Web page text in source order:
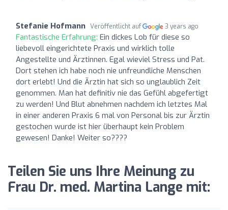
Stefanie Hofmann Veröffentlicht auf 3 years ago
Fantastische Erfahrung: Ein dickes Lob für diese so
liebevoll eingerichtete Praxis und wirklich tolle
Angestellte und Ärztinnen. Egal wieviel Stress und Pat.
Dort stehen ich habe noch nie unfreundliche Menschen
dort erlebt! Und die Ärztin hat sich so unglaublich Zeit
genommen. Man hat definitiv nie das Gefühl abgefertigt
zu werden! Und Blut abnehmen nachdem ich letztes Mal
in einer anderen Praxis 6 mal von Personal bis zur Ärztin
gestochen wurde ist hier überhaupt kein Problem
gewesen! Danke! Weiter so????
Teilen Sie uns Ihre Meinung zu
Frau Dr. med. Martina Lange mit: